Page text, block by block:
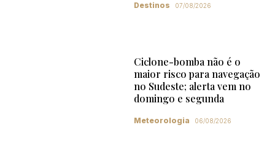
Destinos 07/08/2026
Ciclone-bomba não é o
maior risco para navegação
no Sudeste; alerta vem no
domingo e segunda
Meteorologia 06/08/2026